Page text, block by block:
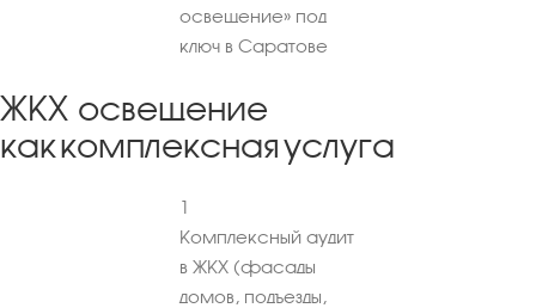
освещение» под
ключ в Саратове
ЖКХ освещение
как комплексная услуга
1
Комплексный аудит
в ЖКХ (фасады
домов, подъезды,